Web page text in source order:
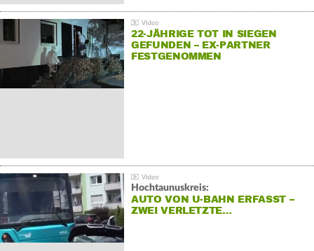
22-JÄHRIGE TOT IN SIEGEN
GEFUNDEN – EX-PARTNER
FESTGENOMMEN
Hochtaunuskreis:
AUTO VON U-BAHN ERFASST –
ZWEI VERLETZTE…